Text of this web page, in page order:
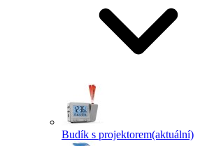
Budík s projektorem(aktuální)